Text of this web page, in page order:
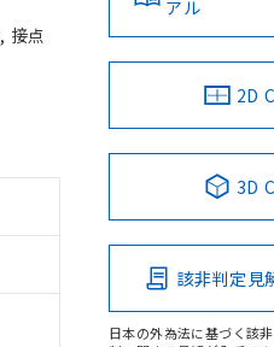
接点
アル
2D
3D
該非判定見
日本の外為法に基づく該